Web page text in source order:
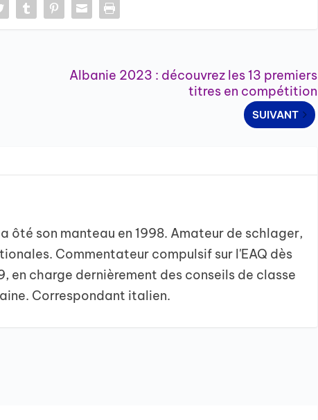
Albanie 2023 : découvrez les 13 premiers
titres en compétition
SUIVANT
ôté son manteau en 1998. Amateur de schlager,
Commentateur compulsif sur l'EAQ dès
en charge dernièrement des conseils de classe
Correspondant italien.